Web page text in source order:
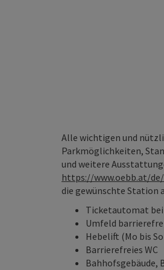
Alle wichtigen und
Parkmöglichkeiten,
und weitere
https://www.oebb.at/
die gewünschte Station
Ticketautomat
Umfeld
Hebelift (Mo bis
Barrierefreies WC
Bahhofsgebäude,